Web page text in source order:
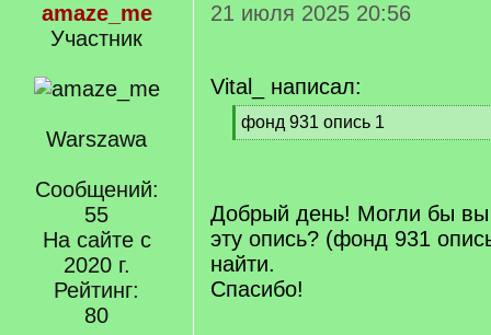
amaze_me
Участник
Warszawa
Сообщений:
55
На сайте с
2020 г.
Рейтинг:
80
21 июля 2025 20:56
Vital_ написал:
[
q
фонд 931 опись 1
[
]
Добрый день! Могли бы вы
эту опись? (фонд 931
найти.
Спасибо!